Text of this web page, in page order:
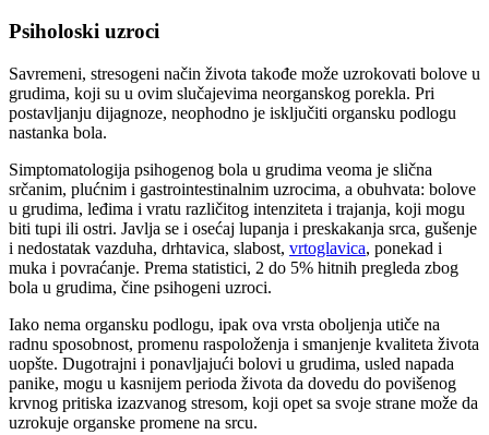
Psiholoski uzroci
Savremeni, stresogeni način života takođe može uzrokovati bolove u
grudima, koji su u ovim slučajevima neorganskog porekla. Pri
postavljanju dijagnoze, neophodno je isključiti organsku podlogu
nastanka bola.
Simptomatologija psihogenog bola u grudima veoma je slična
srčanim, plućnim i gastrointestinalnim uzrocima, a obuhvata: bolove
u grudima, leđima i vratu različitog intenziteta i trajanja, koji mogu
biti tupi ili ostri. Javlja se i osećaj lupanja i preskakanja srca, gušenje
i nedostatak vazduha, drhtavica, slabost, vrtoglavica, ponekad i
muka i povraćanje. Prema statistici, 2 do 5% hitnih pregleda zbog
bola u grudima, čine psihogeni uzroci.
Iako nema organsku podlogu, ipak ova vrsta oboljenja utiče na
radnu sposobnost, promenu raspoloženja i smanjenje kvaliteta života
uopšte. Dugotrajni i ponavljajući bolovi u grudima, usled napada
panike, mogu u kasnijem perioda života da dovedu do povišenog
krvnog pritiska izazvanog stresom, koji opet sa svoje strane može da
uzrokuje organske promene na srcu.